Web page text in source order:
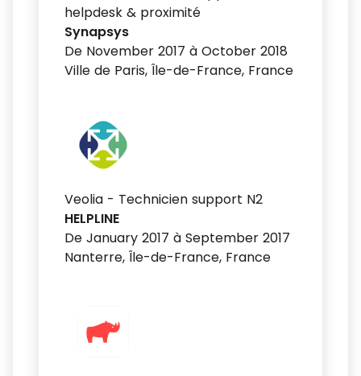
helpdesk & proximité
Synapsys
De November 2017 à October 2018
Ville de Paris, Île-de-France, France
Veolia - Technicien support N2
HELPLINE
De January 2017 à September 2017
Nanterre, Île-de-France, France